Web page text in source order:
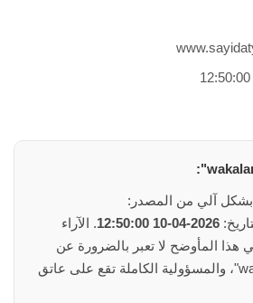
آلي من المصدر:
2026-04-10 12:50:00
. الآراء
هذا المأوضح لا تعبر بالضرورة عن
رأي موقع "wakalanews"، والمسؤولية الكاملة تقع على عاتق